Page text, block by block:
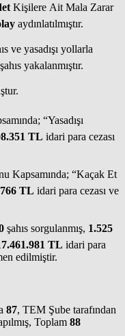
Kişilere Ait Mala Zarar
aydınlatılmıştır.
ve yasadışı yollarla
yakalanmıştır.
“Yasadışı
TL idari para cezası
Kapsamında; “Kaçak Et
TL idari para cezası ve
şahıs sorgulanmış, 1.525
TL idari para
edilmiştir.
87, TEM Şube tarafından
Toplam 88